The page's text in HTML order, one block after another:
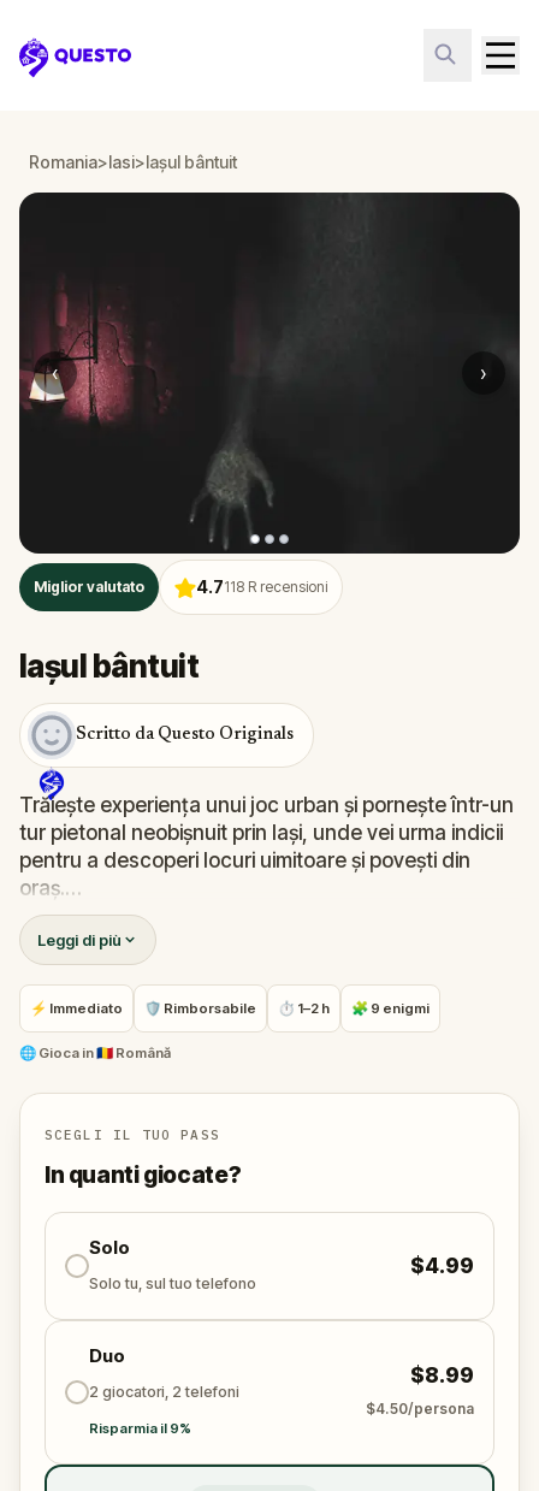
Questo
Romania>Iasi>Iașul bântuit
‹ ›
Miglior valutato 4.7118 R recensioni
Iașul bântuit
Scritto da Questo Originals
Trăiește experiența unui joc urban și pornește într-un
tur pietonal neobișnuit prin Iași, unde vei urma indicii
pentru a descoperi locuri uimitoare și povești din
oraș.
În acest tur prin Iași, vei afla detalii istorice
sângeroase pe măsură ce vizitezi clădiri emblematice
dar și locuri mai puțin populare, cum ar fi berăria
bântuită a orașului.
Leggi di più
⚡ Immediato 🛡 Rimborsabile ⏱ 1–2 h 🧩 9 enigmi
🌐 Gioca in🇷🇴 Română
SCEGLI IL TUO PASS
In quanti giocate?
Solo
Solo tu, sul tuo telefono
$4.99
Duo
2 giocatori, 2 telefoni
Risparmia il 9%
$8.99
$4.50/persona